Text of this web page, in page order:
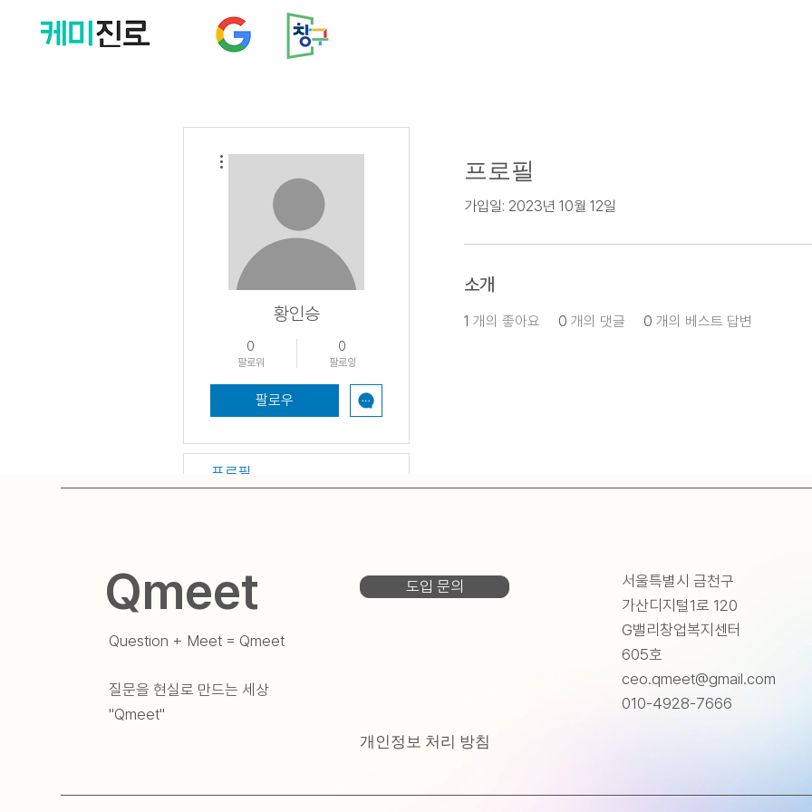
프로필
가입일: 2023년 10월 12일
소개
1 개의 좋아요 0 개의 댓글 0 개의 베스트 답변
황인승
0
팔로워
0
팔로잉
팔로우
프로필
Qmeet
Question + Meet = Qmeet
질문을 현실로 만드는 세상
​"Qmeet"
도입 문의
개인정보 처리 방침
서울특별시 금천구
가산디지털1로 120
G밸리창업복지센터
605호
ceo.qmeet@gmail.com
010-4928-7666